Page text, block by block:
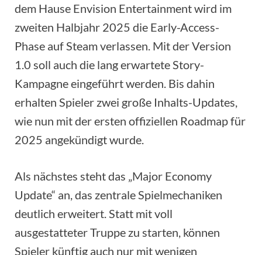
dem Hause Envision Entertainment wird im
zweiten Halbjahr 2025 die Early-Access-
Phase auf Steam verlassen. Mit der Version
1.0 soll auch die lang erwartete Story-
Kampagne eingeführt werden. Bis dahin
erhalten Spieler zwei große Inhalts-Updates,
wie nun mit der ersten offiziellen Roadmap für
2025 angekündigt wurde.
Als nächstes steht das „Major Economy
Update“ an, das zentrale Spielmechaniken
deutlich erweitert. Statt mit voll
ausgestatteter Truppe zu starten, können
Spieler künftig auch nur mit wenigen